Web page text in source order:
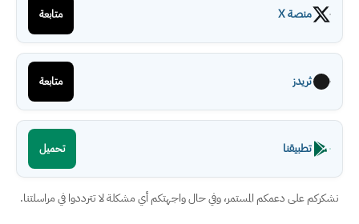
منصة X متابعة
ثريدز متابعة
تطبيقنا تحميل
نشكركم على دعمكم المستمر، وفي حال واجهتكم أي مشكلة لا تترددوا في مراسلتنا.